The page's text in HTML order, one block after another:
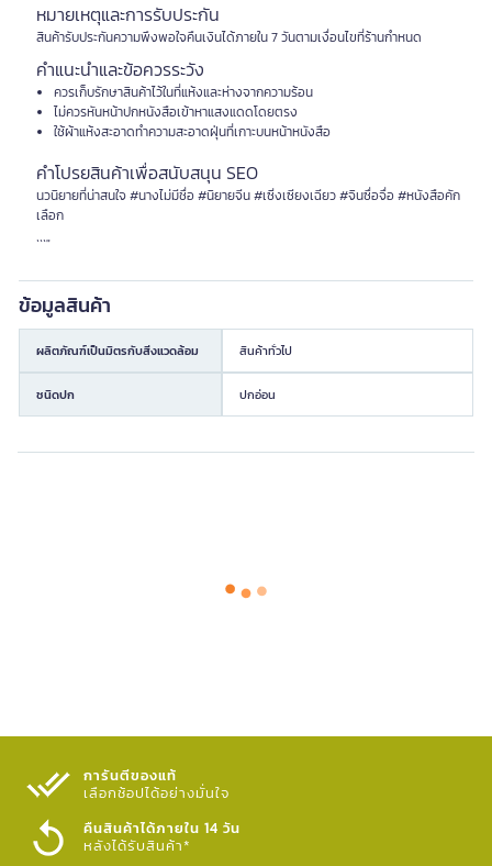
หมายเหตุและการรับประกัน
สินค้ารับประกันความพึงพอใจคืนเงินได้ภายใน 7 วันตามเงื่อนไขที่ร้านกำหนด
คำแนะนำและข้อควรระวัง
ควรเก็บรักษาสินค้าไว้ในที่แห้งและห่างจากความร้อน
ไม่ควรหันหน้าปกหนังสือเข้าหาแสงแดดโดยตรง
ใช้ผ้าแห้งสะอาดทำความสะอาดฝุ่นที่เกาะบนหน้าหนังสือ
คำโปรยสินค้าเพื่อสนับสนุน SEO
นวนิยายที่น่าสนใจ #นางไม่มีชื่อ #นิยายจีน #เซิ่งเซียงเฉียว #จินซื่อจื่อ #หนังสือคัก
เลือก
```"
ข้อมูลสินค้า
ผลิตภัณฑ์เป็นมิตรกับสิ่งแวดล้อม สินค้าทั่วไป
ชนิดปก ปกอ่อน
การันตีของแท้
เลือกช้อปได้อย่างมั่นใจ​
คืนสินค้าได้ภายใน 14 วัน
หลังได้รับสินค้า*